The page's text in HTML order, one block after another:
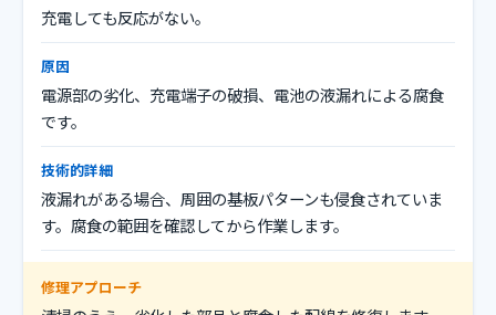
充電しても反応がない。
原因
電源部の劣化、充電端子の破損、電池の液漏れによる腐食
です。
技術的詳細
液漏れがある場合、周囲の基板パターンも侵食されていま
す。腐食の範囲を確認してから作業します。
修理アプローチ